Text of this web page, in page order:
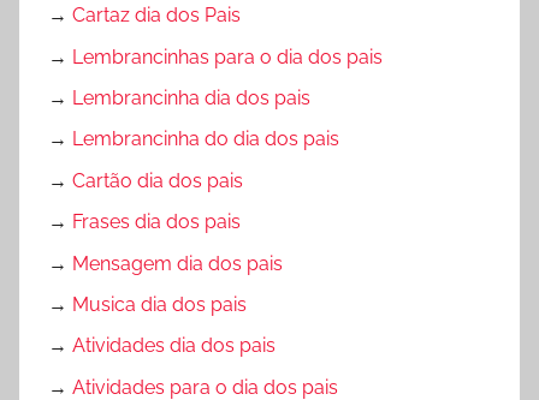
→ Cartaz dia dos Pais
→ Lembrancinhas para o dia dos pais
→ Lembrancinha dia dos pais
→ Lembrancinha do dia dos pais
→ Cartão dia dos pais
→ Frases dia dos pais
→ Mensagem dia dos pais
→ Musica dia dos pais
→ Atividades dia dos pais
→ Atividades para o dia dos pais